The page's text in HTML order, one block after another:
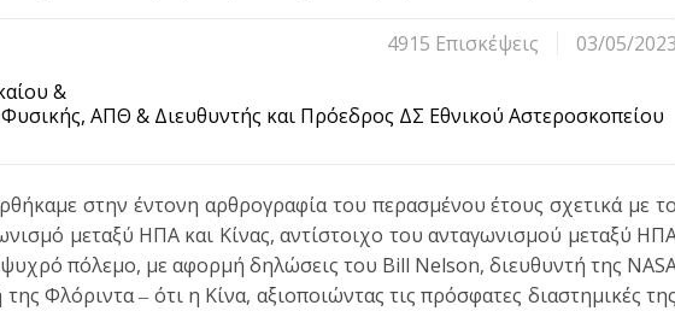
03/05/2023
4915 Eπισκέψεις
&
ΑΠΘ & Διευθυντής και Πρόεδρος ΔΣ Εθνικού Αστεροσκοπείου
στην έντονη αρθρογραφία του περασμένου έτους σχετικά με το
μεταξύ ΗΠΑ και Κίνας, αντίστοιχο του ανταγωνισμού μεταξύ
πόλεμο, με αφορμή δηλώσεις του Bill Nelson, διευθυντή της
Φλόριντα ‒ ότι η Κίνα, αξιοποιώντας τις πρόσφατες διαστημικές της